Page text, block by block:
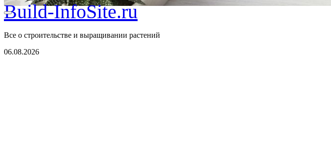
Build-InfoSite.ru
Все о строительстве и выращивании растений
06.08.2026